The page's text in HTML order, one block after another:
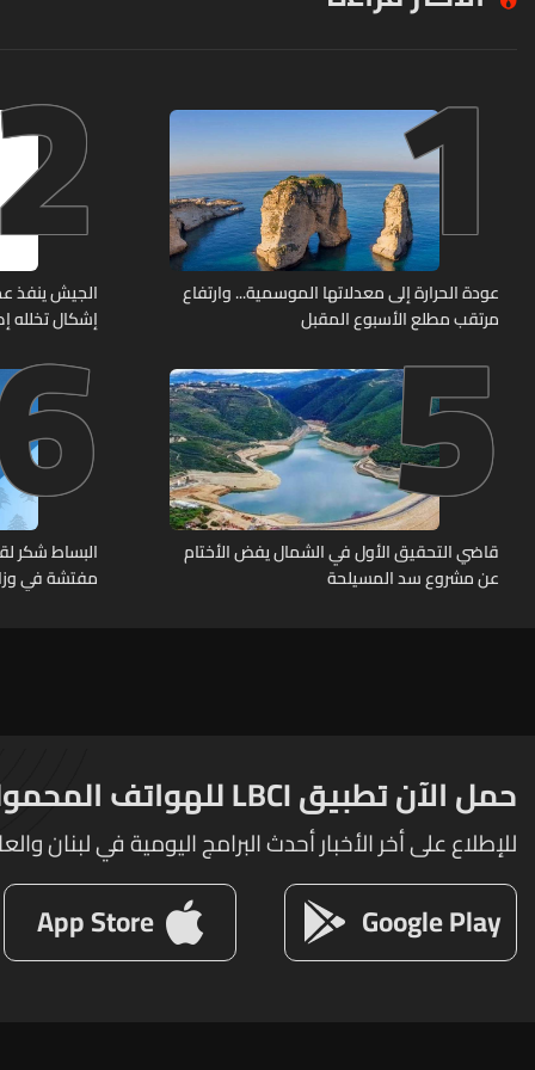
1
عودة الحرارة إلى معدلاتها الموسمية... وارتفاع
مرتقب مطلع الأسبوع المقبل
الجيش ينفذ
إشكال تخلله
5
قاضي التحقيق الأول في الشمال يفض الأختام
عن مشروع سد المسيلحة
البساط شكر
مفتشة في
حمل الآن تطبيق LBCI للهواتف المحمولة
للإطلاع على أخر الأخبار أحدث البرامج اليومية في لبنان
Google Play
App Store